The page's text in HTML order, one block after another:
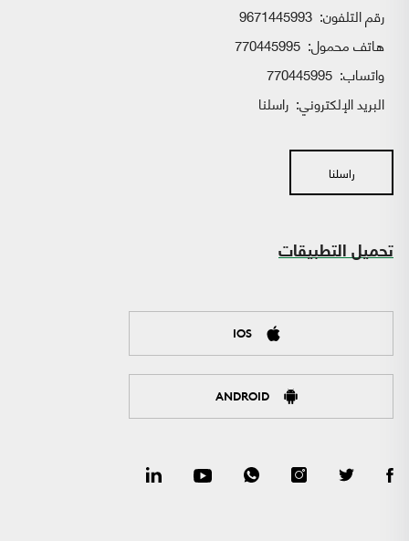
رقم التلفون: 9671445993
هاتف محمول: 770445995
واتساب:
البريد الإلكتروني: راسلنا
راسلنا
تحميل التطبيقات
IOS
ANDROID